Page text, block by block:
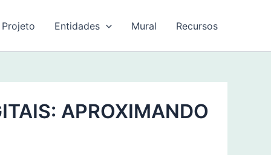
Entidades Mural Recursos
APROXIMANDO